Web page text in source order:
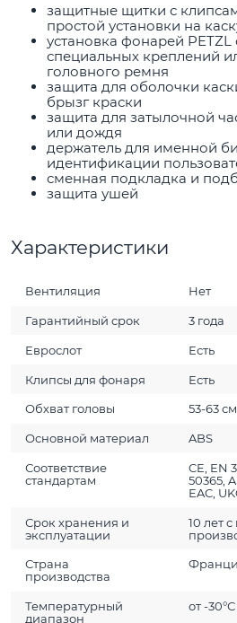
защитные щитки с
простой установки на
установка фонарей
специальных креплений
головного ремня
защита для оболочки
брызг краски
защита для затылочной
или дождя
держатель для именной
идентификации
сменная подкладка и
защита ушей
Характеристики
Вентиляция Нет
Гарантийный срок 3 года
Еврослот Есть
Клипсы для фонаря Есть
Обхват головы 53-63 см
Основной материал ABS
Соответствие
стандартам
CE, EN
50365,
EAC,
Срок хранения и
эксплуатации
10 лет
Страна
производства
Температурный
диапазон
от -